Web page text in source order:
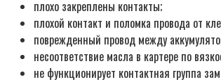
плохо закреплены контакты;
плохой контакт и поломка провода от
поврежденный провод между
несоответствие масла в картере по
не функционирует контактная группа